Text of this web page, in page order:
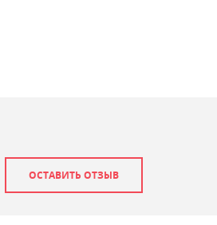
ОСТАВИТЬ ОТЗЫВ